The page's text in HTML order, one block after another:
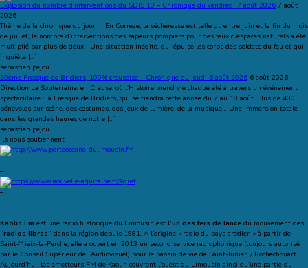
Explosion du nombre d’interventions du SDIS 19 – Chronique du vendredi 7 août 2026 7 août
2026
Thème de la chronique du jour : En Corrèze, la sécheresse est telle qu’entre juin et la fin du mois
de juillet, le nombre d’interventions des sapeurs pompiers pour des feux d’espaces naturels a été
multiplié par plus de deux ! Une situation inédite, qui épuise les corps des soldats du feu et qui
inquiète […]
sebastien pejou
20ème Fresque de Bridiers, 100% creusoise – Chronique du jeudi 6 août 2026 6 août 2026
Direction La Souterraine, en Creuse, où l’Histoire prend vie chaque été à travers un événement
spectaculaire : la Fresque de Bridiers, qui se tiendra cette année du 7 au 10 août. Plus de 400
bénévoles sur scène, des costumes, des jeux de lumière, de la musique… Une immersion totale
dans les grandes heures de notre […]
sebastien pejou
ils nous soutiennent
–
–
Kaolin Fm est une radio historique du Limousin est l’un des fers de lance du mouvement des
“radios libres” dans la région depuis 1981. A l’origine « radio du pays arédien » à partir de
Saint-Yrieix-la-Perche, elle a ouvert en 2013 un second service radiophonique (toujours autorisé
par le Conseil Supérieur de l’Audiovisuel) pour le bassin de vie de Saint-Junien / Rochechouart.
Aujourd’hui, les émetteurs FM de Kaolin couvrent l’ouest du Limousin ainsi qu’une partie du